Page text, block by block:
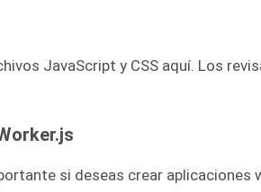
JavaScript y CSS aquí. Los
si deseas crear aplicaciones